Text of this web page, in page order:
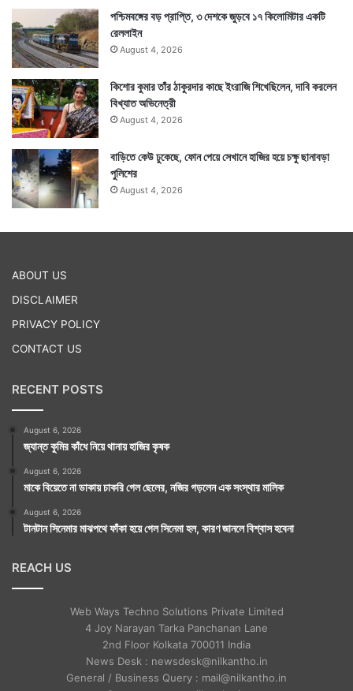
পশ্চিমবঙ্গের বড় প্রাপ্তি, ৩ দেশকে জুড়বে ১৭ কিলোমিটার একটি
রেললাইন
August 4, 2026
কিশোর কুমার তাঁর ঠাকুরদার কাছে ইংরাজি শিখেছিলেন, দাবি করলেন
বিখ্যাত অভিনেত্রী
August 4, 2026
বাড়িতে কেউ ঢুকেছে, ফোন পেয়ে সেখানে হাজির হয়ে চক্ষু ছানাবড়া
পুলিশের
August 4, 2026
ABOUT US
DISCLAIMER
PRIVACY POLICY
CONTACT US
RECENT POSTS
August 6, 2026
জ্যান্ত কুমির কাঁধে নিয়ে থানায় হাজির কৃষক
August 6, 2026
মাকে বিয়েতে না ডাকায় চাকরি গেল ছেলের, নজির গড়লেন এক সংস্থার মালিক
August 6, 2026
টানটান সিনেমার মাঝপথে ফাঁকা হয়ে গেল সিনেমা হল, কারণ জানলে বিশ্বাস হবেনা
REACH US
Web Ways Techno Solutions Private Limited
4 Joy Narayan Tarka Panchanan Lane
2nd Floor Kolkata 700011 India
News Desk : newsdesk@nilkantho.in
General / Business Query : mail@nilkantho.in